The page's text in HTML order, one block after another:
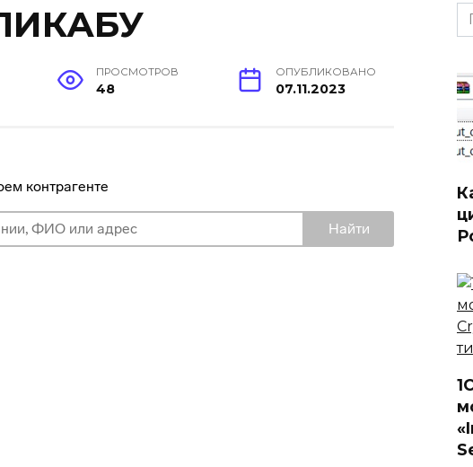
ПРОСМОТРОВ
48
ОПУБЛИКОВАНО
07.11.2023